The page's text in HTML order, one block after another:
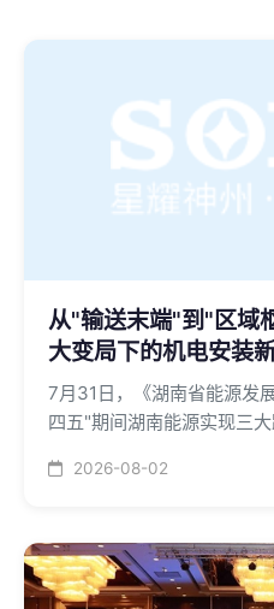
从"输送末端"到"区域
大变局下的机电安装
7月31日，《湖南省能源发
四五"期间湖南能源实现三
有的市场机遇。
2026-08-02